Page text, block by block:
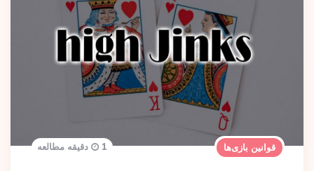
قوانین بازی‌ها 1 دقیقه مطالعه